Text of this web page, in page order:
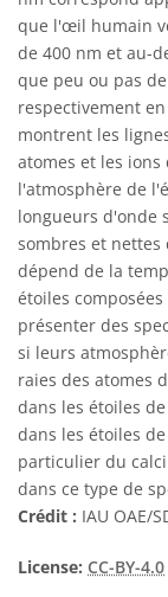
que l'œil humain
de 400 nm et au-
que peu ou pas
respectivement
montrent les
atomes et les
l'atmosphère de
longueurs d'onde
sombres et nettes
dépend de la
étoiles
présenter des
si leurs
raies des atomes
dans les étoiles
dans les étoiles
particulier du
dans ce type de
Crédit : IAU OAE/
License: CC-BY-4.0